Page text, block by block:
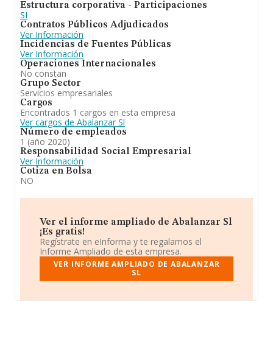
Estructura corporativa - Participaciones
SI
Contratos Públicos Adjudicados
Ver Información
Incidencias de Fuentes Públicas
Ver Información
Operaciones Internacionales
No constan
Grupo Sector
Servicios empresariales
Cargos
Encontrados 1 cargos en esta empresa
Ver cargos de Abalanzar Sl
Número de empleados
1 (año 2020)
Responsabilidad Social Empresarial
Ver Información
Cotiza en Bolsa
NO
Ver el informe ampliado de Abalanzar Sl
¡Es gratis!
Regístrate en eInforma y te regalamos el
Informe Ampliado de esta empresa.
VER INFORME AMPLIADO DE ABALANZAR
SL